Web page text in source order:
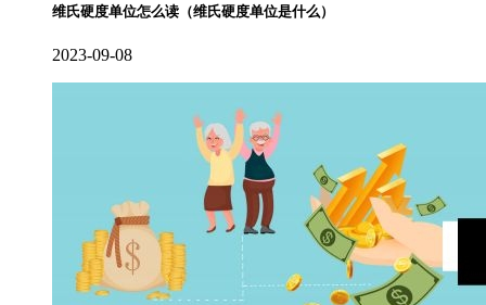
维氏硬度单位怎么读（维氏硬度单位是什么）
2023-09-08